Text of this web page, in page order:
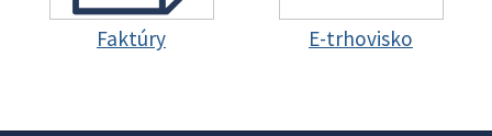
Faktúry E-trhovisko